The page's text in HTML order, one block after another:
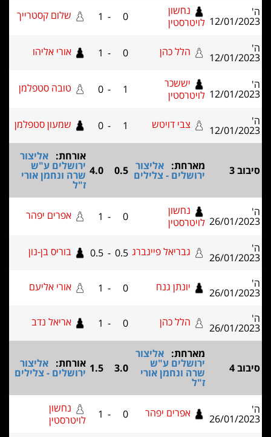
12/ לויטרסטין
שלום קסטרייך
12/ הלל כהן 0 אורי אליהו
12/
יששכר
לויטרסטין
טובה סטפלמן
12/ צבי דויטש 1 שמעון סטפלמן
מארחת:אליצור
ירושלים - צלילים 0.5
4.0
אורחת:אליצור
ירושלים ע"ש
שרה ונחמן אורי
26/ לויטרסטין
אפרים יפהר
26/ גבריאל פיינברג 0.5
-
0.5 בוריס בן-נון
26/ יונתן גנח 0 אורי אליעם
26/ הלל כהן 0 אריאל נדב
מארחת:אליצור
ירושלים ע"ש
שרה ונחמן אורי 3.0
1.5 אורחת:אליצור
ירושלים - צלילים
26/ אפרים יפהר 0
-
נחשון
לויטרסטין